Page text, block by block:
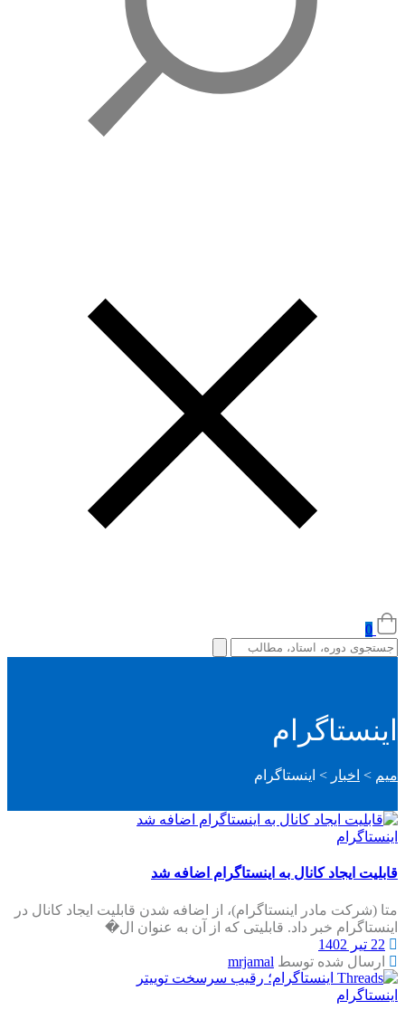
0
اینستاگرام
میم > اخبار > اینستاگرام
اینستاگرام
قابلیت ایجاد کانال به اینستاگرام اضافه شد
متا (شرکت مادر اینستاگرام)، از اضافه شدن قابلیت ایجاد کانال در
اینستاگرام خبر داد. قابلیتی که از آن به عنوان ال�
22 تیر 1402
ارسال شده توسط mrjamal
اینستاگرام